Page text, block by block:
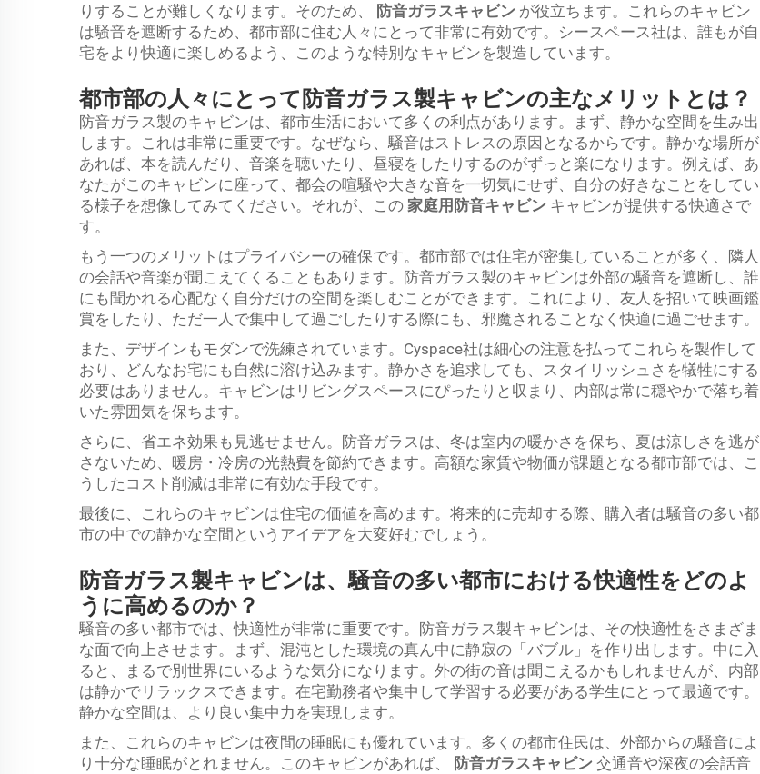
りすることが難しくなります。そのため、
防音ガラスキャビン が役立ちます。これらのキャビン
は騒音を遮断するため、都市部に住む人々にとって非常に有効です。シースペース社は、誰もが自
宅をより快適に楽しめるよう、このような特別なキャビンを製造しています。
都市部の人々にとって防音ガラス製キャビンの主なメリットとは？
防音ガラス製のキャビンは、都市生活において多くの利点があります。まず、静かな空間を生み出
します。これは非常に重要です。なぜなら、騒音はストレスの原因となるからです。静かな場所が
あれば、本を読んだり、音楽を聴いたり、昼寝をしたりするのがずっと楽になります。例えば、あ
なたがこのキャビンに座って、都会の喧騒や大きな音を一切気にせず、自分の好きなことをしてい
る様子を想像してみてください。それが、この 家庭用防音キャビン キャビンが提供する快適さで
す。
もう一つのメリットはプライバシーの確保です。都市部では住宅が密集していることが多く、隣人
の会話や音楽が聞こえてくることもあります。防音ガラス製のキャビンは外部の騒音を遮断し、誰
にも聞かれる心配なく自分だけの空間を楽しむことができます。これにより、友人を招いて映画鑑
賞をしたり、ただ一人で集中して過ごしたりする際にも、邪魔されることなく快適に過ごせます。
また、デザインもモダンで洗練されています。Cyspace社は細心の注意を払ってこれらを製作して
おり、どんなお宅にも自然に溶け込みます。静かさを追求しても、スタイリッシュさを犠牲にする
必要はありません。キャビンはリビングスペースにぴったりと収まり、内部は常に穏やかで落ち着
いた雰囲気を保ちます。
さらに、省エネ効果も見逃せません。防音ガラスは、冬は室内の暖かさを保ち、夏は涼しさを逃が
さないため、暖房・冷房の光熱費を節約できます。高額な家賃や物価が課題となる都市部では、こ
うしたコスト削減は非常に有効な手段です。
最後に、これらのキャビンは住宅の価値を高めます。将来的に売却する際、購入者は騒音の多い都
市の中での静かな空間というアイデアを大変好むでしょう。
防音ガラス製キャビンは、騒音の多い都市における快適性をどのよ
うに高めるのか？
騒音の多い都市では、快適性が非常に重要です。防音ガラス製キャビンは、その快適性をさまざま
な面で向上させます。まず、混沌とした環境の真ん中に静寂の「バブル」を作り出します。中に入
ると、まるで別世界にいるような気分になります。外の街の音は聞こえるかもしれませんが、内部
は静かでリラックスできます。在宅勤務者や集中して学習する必要がある学生にとって最適です。
静かな空間は、より良い集中力を実現します。
また、これらのキャビンは夜間の睡眠にも優れています。多くの都市住民は、外部からの騒音によ
り十分な睡眠がとれません。このキャビンがあれば、
防音ガラスキャビン 交通音や深夜の会話音